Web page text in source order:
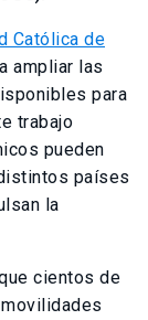
Católica de
ampliar las
para
trabajo
pueden
países
la
cientos de